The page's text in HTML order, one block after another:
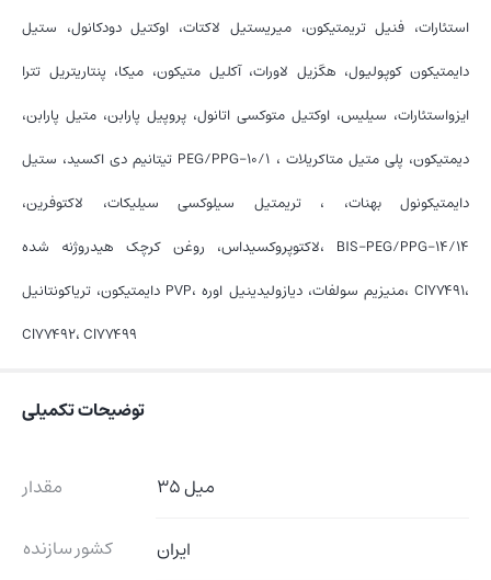
استئارات، فنیل تریمتیکون، میریستیل لاکتات، اوکتیل دودکانول، ستیل
دایمتیکون کوپولیول، هگزیل لاورات، آکلیل متیکون، میکا، پنتاریتریل تترا
ایزواستئارات، سیلیس، اوکتیل متوکسی اتانول، پروپیل پارابن، متیل پارابن،
تیتانیم دی اکسید، ستیل PEG/PPG-10/1 دیمتیکون، پلی متیل متاکریلات ،
دایمتیکونول بهنات، ، تریمتیل سیلوکسی سیلیکات، لاکتوفرین،
لاکتوپروکسیداس، روغن کرچک هیدروژنه شده، BIS-PEG/PPG-14/14
دایمتیکون، تریاکونتانیل PVP، منیزیم سولفات، دیازولیدینیل اوره، Cl77491،
Cl77492، Cl77499
توضیحات تکمیلی
مقدار
35 میل
کشور سازنده
ایران